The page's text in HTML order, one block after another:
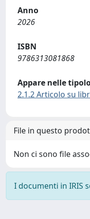
Anno
2026
ISBN
9786313081868
Appare nelle
2.1.2 Articolo su
File in questo
Non ci sono file
I documenti in IRIS